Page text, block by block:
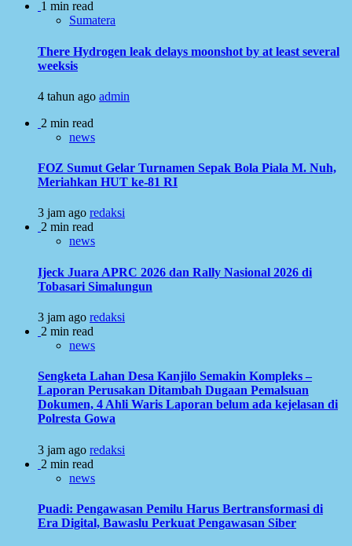
1 min read
Sumatera
There Hydrogen leak delays moonshot by at least several
weeksis
4 tahun ago admin
2 min read
news
FOZ Sumut Gelar Turnamen Sepak Bola Piala M. Nuh,
Meriahkan HUT ke-81 RI
3 jam ago redaksi
2 min read
news
Ijeck Juara APRC 2026 dan Rally Nasional 2026 di
Tobasari Simalungun
3 jam ago redaksi
2 min read
news
Sengketa Lahan Desa Kanjilo Semakin Kompleks –
Laporan Perusakan Ditambah Dugaan Pemalsuan
Dokumen, 4 Ahli Waris Laporan belum ada kejelasan di
Polresta Gowa
3 jam ago redaksi
2 min read
news
Puadi: Pengawasan Pemilu Harus Bertransformasi di
Era Digital, Bawaslu Perkuat Pengawasan Siber